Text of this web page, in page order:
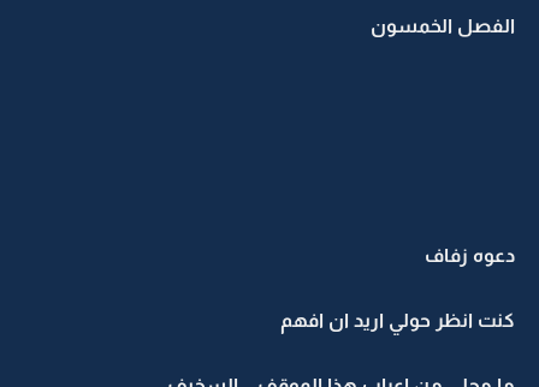
الفصل الخمسون
دعوه زفاف
كنت انظر حولي اريد ان افهم